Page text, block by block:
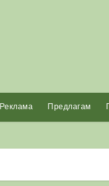
Реклама Предлагам